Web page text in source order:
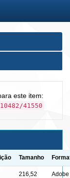
este item:
41550
Tamanho
216,52
Adobe